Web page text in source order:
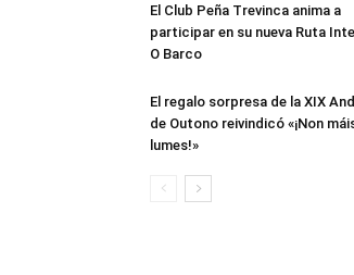
El Club Peña Trevinca anima a
participar en su nueva Ruta
O Barco
El regalo sorpresa de la XIX
de Outono reivindicó «¡Non
lumes!»